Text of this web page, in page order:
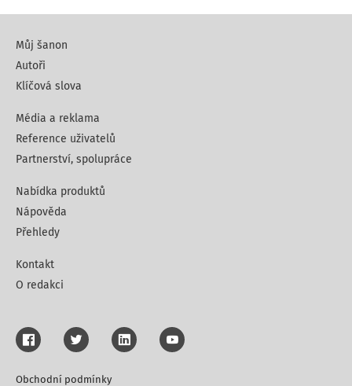
Můj šanon
Autoři
Klíčová slova
Média a reklama
Reference uživatelů
Partnerství, spolupráce
Nabídka produktů
Nápověda
Přehledy
Kontakt
O redakci
Obchodní podmínky